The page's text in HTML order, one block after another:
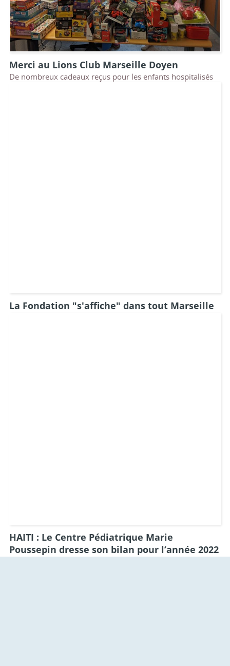
Merci au Lions Club Marseille Doyen
De nombreux cadeaux reçus pour les enfants hospitalisés
La Fondation "s'affiche" dans tout Marseille
HAITI : Le Centre Pédiatrique Marie
Poussepin dresse son bilan pour l’année 2022